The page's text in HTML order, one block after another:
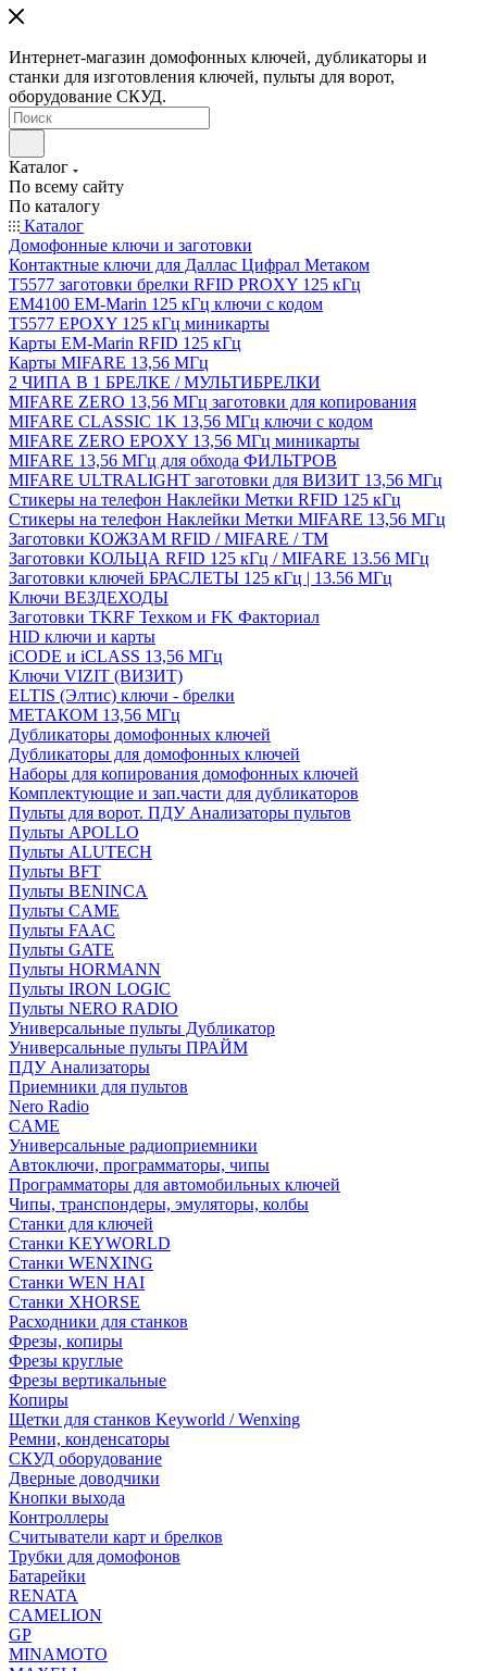
Интернет-магазин домофонных ключей, дубликаторы и
станки для изготовления ключей, пульты для ворот,
оборудование СКУД.
Каталог
По всему сайту
По каталогу
Каталог
Домофонные ключи и заготовки
Контактные ключи для Даллас Цифрал Метаком
T5577 заготовки брелки RFID PROXY 125 кГц
EM4100 EM-Marin 125 кГц ключи с кодом
T5577 EPOXY 125 кГц миникарты
Карты EM-Marin RFID 125 кГц
Карты MIFARE 13,56 МГц
2 ЧИПА В 1 БРЕЛКЕ / МУЛЬТИБРЕЛКИ
MIFARE ZERO 13,56 МГц заготовки для копирования
MIFARE CLASSIC 1K 13,56 МГц ключи с кодом
MIFARE ZERO EPOXY 13,56 МГц миникарты
MIFARE 13,56 МГц для обхода ФИЛЬТРОВ
MIFARE ULTRALIGHT заготовки для ВИЗИТ 13,56 МГц
Стикеры на телефон Наклейки Метки RFID 125 кГц
Стикеры на телефон Наклейки Метки MIFARE 13,56 МГц
Заготовки КОЖЗАМ RFID / MIFARE / TM
Заготовки КОЛЬЦА RFID 125 кГц / MIFARE 13.56 МГц
Заготовки ключей БРАСЛЕТЫ 125 кГц | 13.56 МГц
Ключи ВЕЗДЕХОДЫ
Заготовки TKRF Техком и FK Факториал
HID ключи и карты
iCODE и iCLASS 13,56 МГц
Ключи VIZIT (ВИЗИТ)
ELTIS (Элтис) ключи - брелки
МЕТАКОМ 13,56 МГц
Дубликаторы домофонных ключей
Дубликаторы для домофонных ключей
Наборы для копирования домофонных ключей
Комплектующие и зап.части для дубликаторов
Пульты для ворот. ПДУ Анализаторы пультов
Пульты APOLLO
Пульты ALUTECH
Пульты BFT
Пульты BENINCA
Пульты CAME
Пульты FAAC
Пульты GATE
Пульты HORMANN
Пульты IRON LOGIC
Пульты NERO RADIO
Универсальные пульты Дубликатор
Универсальные пульты ПРАЙМ
ПДУ Анализаторы
Приемники для пультов
Nero Radio
CAME
Универсальные радиоприемники
Автоключи, программаторы, чипы
Программаторы для автомобильных ключей
Чипы, транспондеры, эмуляторы, колбы
Станки для ключей
Станки KEYWORLD
Станки WENXING
Станки WEN HAI
Станки XHORSE
Расходники для станков
Фрезы, копиры
Фрезы круглые
Фрезы вертикальные
Копиры
Щетки для станков Keyworld / Wenxing
Ремни, конденсаторы
СКУД оборудование
Дверные доводчики
Кнопки выхода
Контроллеры
Считыватели карт и брелков
Трубки для домофонов
Батарейки
RENATA
CAMELION
GP
MINAMOTO